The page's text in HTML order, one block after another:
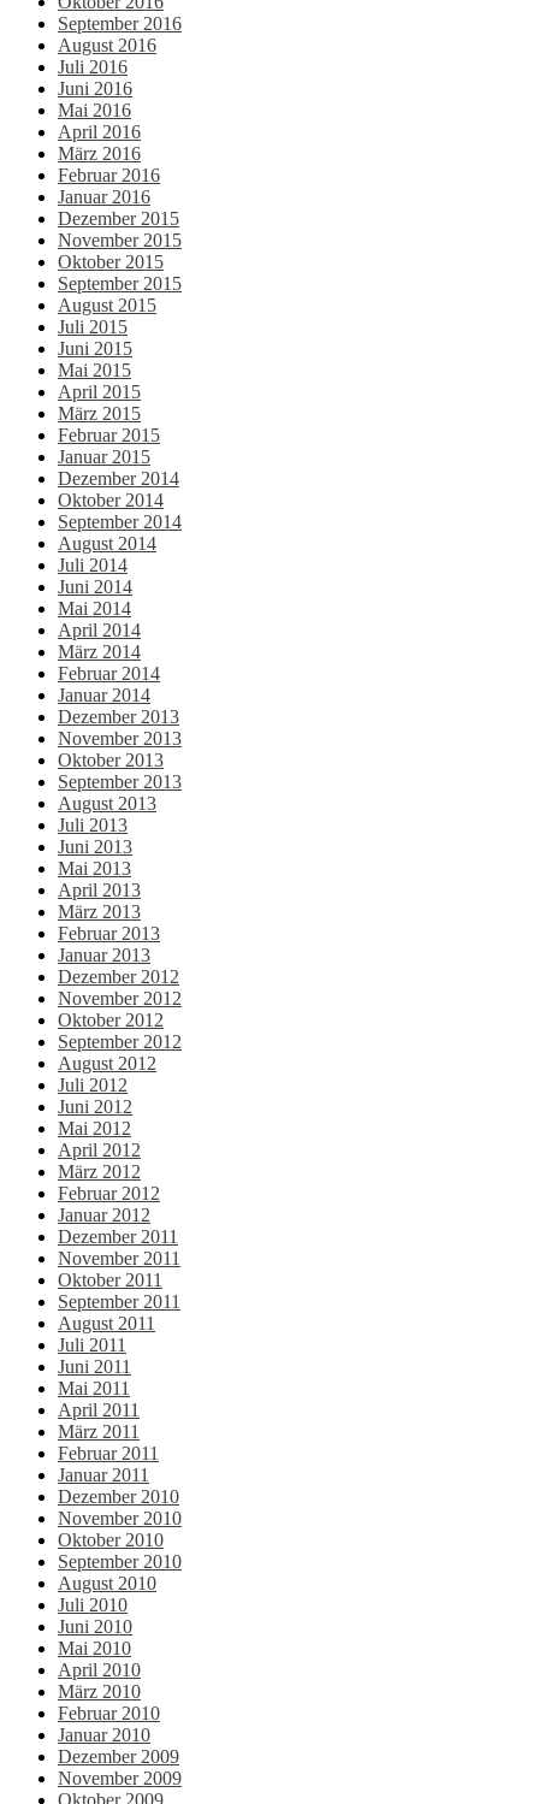
September 2016
August 2016
Juli 2016
Juni 2016
Mai 2016
April 2016
März 2016
Februar 2016
Januar 2016
Dezember 2015
November 2015
Oktober 2015
September 2015
August 2015
Juli 2015
Juni 2015
Mai 2015
April 2015
März 2015
Februar 2015
Januar 2015
Dezember 2014
Oktober 2014
September 2014
August 2014
Juli 2014
Juni 2014
Mai 2014
April 2014
März 2014
Februar 2014
Januar 2014
Dezember 2013
November 2013
Oktober 2013
September 2013
August 2013
Juli 2013
Juni 2013
Mai 2013
April 2013
März 2013
Februar 2013
Januar 2013
Dezember 2012
November 2012
Oktober 2012
September 2012
August 2012
Juli 2012
Juni 2012
Mai 2012
April 2012
März 2012
Februar 2012
Januar 2012
Dezember 2011
November 2011
Oktober 2011
September 2011
August 2011
Juli 2011
Juni 2011
Mai 2011
April 2011
März 2011
Februar 2011
Januar 2011
Dezember 2010
November 2010
Oktober 2010
September 2010
August 2010
Juli 2010
Juni 2010
Mai 2010
April 2010
März 2010
Februar 2010
Januar 2010
Dezember 2009
November 2009